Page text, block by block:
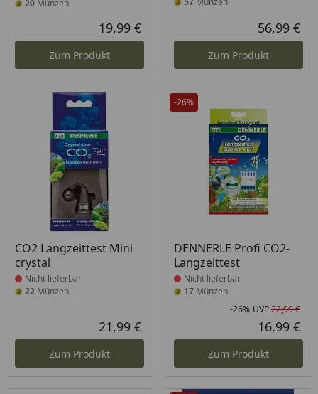
20 Münzen
Aktueller Preis
19,99 €
Zum Produkt
56,99 €
Zum Produkt
CO2 Langzeittest Mini
crystal
Produkt nicht lieferbar
Nicht lieferbar
22 Münzen
Aktueller Preis
21,99 €
Zum Produkt
-26%
DENNERLE Profi CO2-
Langzeittest
Produkt nicht lieferbar
Nicht lieferbar
17Münzen
-26% UVP22,99 €
16,99 €
Zum Produkt